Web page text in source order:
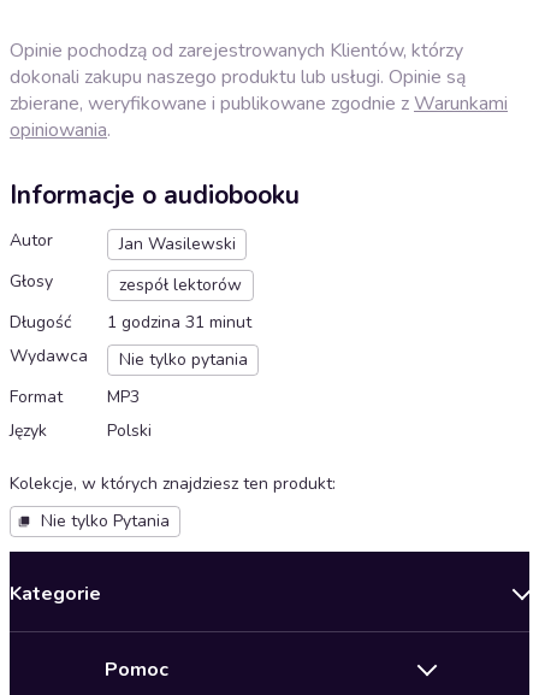
Opinie pochodzą od zarejestrowanych Klientów, którzy
dokonali zakupu naszego produktu lub usługi. Opinie są
zbierane, weryfikowane i publikowane zgodnie zWarunkami
opiniowania.
Informacje o audiobooku
Autor
Jan Wasilewski
Głosy
zespół lektorów
Długość
1 godzina 31 minut
Wydawca
Nie tylko pytania
Format
MP3
Język
Polski
Kolekcje, w których znajdziesz ten produkt:
Nie tylko Pytania
Kategorie
Pomoc